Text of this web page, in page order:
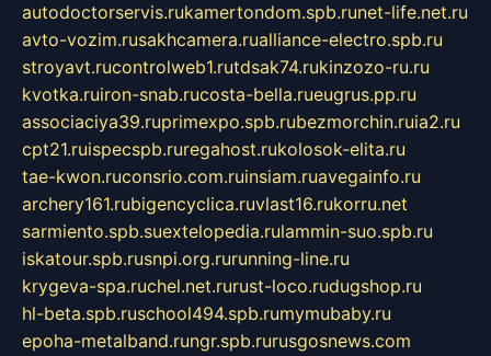
autodoctorservis.rukamertondom.spb.runet-life.net.ru
avto-vozim.rusakhcamera.rualliance-electro.spb.ru
stroyavt.rucontrolweb1.rutdsak74.rukinzozo-ru.ru
kvotka.ruiron-snab.rucosta-bella.rueugrus.pp.ru
associaciya39.ruprimexpo.spb.rubezmorchin.ruia2.ru
cpt21.ruispecspb.ruregahost.rukolosok-elita.ru
tae-kwon.ruconsrio.com.ruinsiam.ruavegainfo.ru
archery161.rubigencyclica.ruvlast16.rukorru.net
sarmiento.spb.suextelopedia.rulammin-suo.spb.ru
iskatour.spb.rusnpi.org.rurunning-line.ru
krygeva-spa.ruchel.net.rurust-loco.rudugshop.ru
hl-beta.spb.ruschool494.spb.rumymubaby.ru
epoha-metalband.rungr.spb.rurusgosnews.com